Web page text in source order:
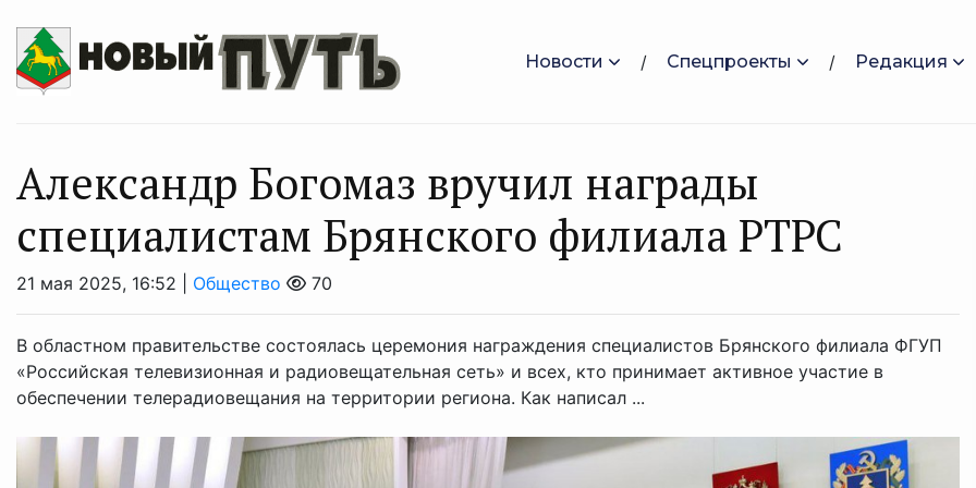
Новости Спецпроекты Редакция
Александр Богомаз вручил награды
специалистам Брянского филиала РТРС
21 мая 2025, 16:52 | Общество 70
В областном правительстве состоялась церемония награждения специалистов Брянского филиала ФГУП
«Российская телевизионная и радиовещательная сеть» и всех, кто принимает активное участие в
обеспечении телерадиовещания на территории региона. Как написал ...